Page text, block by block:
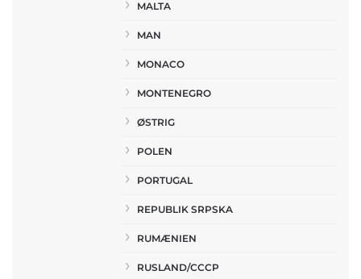
MALTA
MAN
MONACO
MONTENEGRO
ØSTRIG
POLEN
PORTUGAL
REPUBLIK SRPSKA
RUMÆNIEN
RUSLAND/CCCP